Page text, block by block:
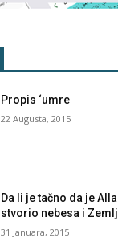
Propis ‘umre
22 Augusta, 2015
Da li je tačno da je
stvorio nebesa i
31 Januara, 2015